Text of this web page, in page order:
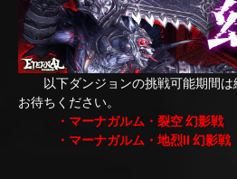
以下ダンジョンの挑戦可能期間は
お待ちください。
・マーナガルム・裂空 幻影戦
・マーナガルム・地烈II 幻影戦